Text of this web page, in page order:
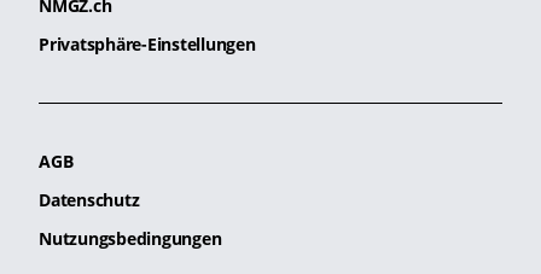
NMGZ.ch
Privatsphäre-Einstellungen
AGB
Datenschutz
Nutzungsbedingungen